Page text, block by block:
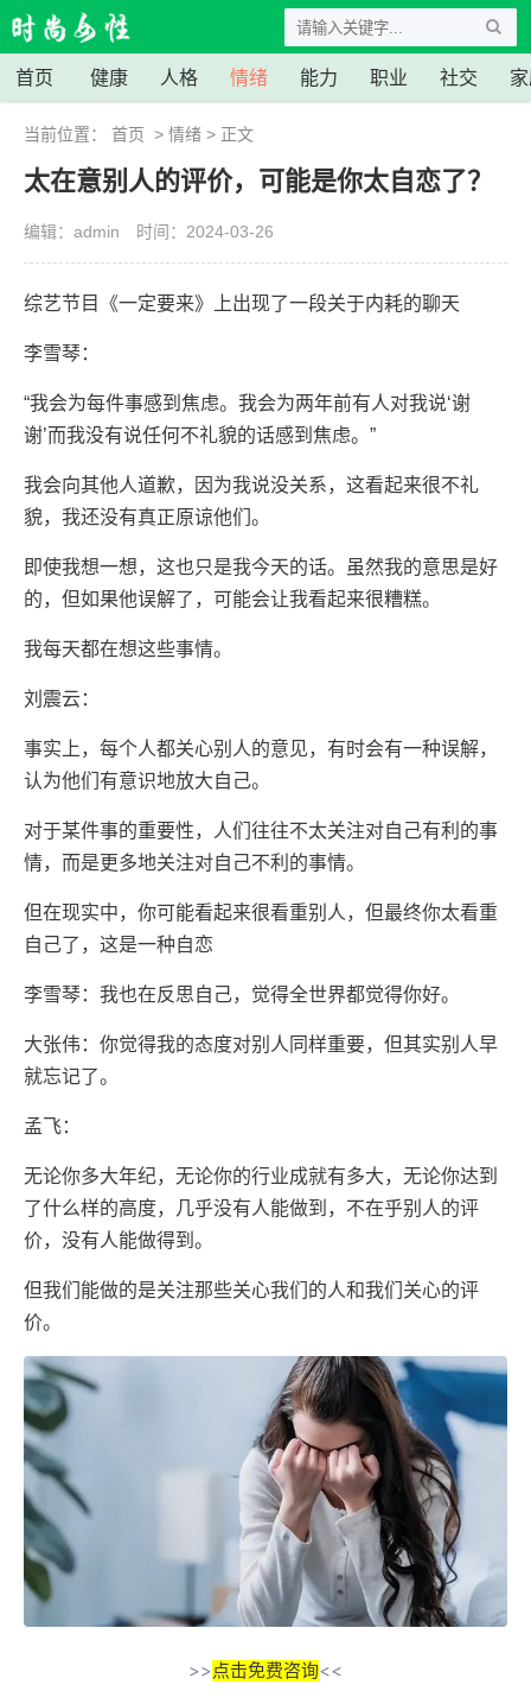
首页 健康 人格 情绪 能力 职业 社交
当前位置： 首页 > 情绪 > 正文
太在意别人的评价，可能是你太自恋了？
编辑：admin 时间：2024-03-26
综艺节目《一定要来》上出现了一段关于内耗的聊天
李雪琴：
“我会为每件事感到焦虑。我会为两年前有人对我说‘谢
谢’而我没有说任何不礼貌的话感到焦虑。”
我会向其他人道歉，因为我说没关系，这看起来很不礼
貌，我还没有真正原谅他们。
即使我想一想，这也只是我今天的话。虽然我的意思是好
的，但如果他误解了，可能会让我看起来很糟糕。
我每天都在想这些事情。
刘震云：
事实上，每个人都关心别人的意见，有时会有一种误解，
认为他们有意识地放大自己。
对于某件事的重要性，人们往往不太关注对自己有利的事
情，而是更多地关注对自己不利的事情。
但在现实中，你可能看起来很看重别人，但最终你太看重
自己了，这是一种自恋
李雪琴：我也在反思自己，觉得全世界都觉得你好。
大张伟：你觉得我的态度对别人同样重要，但其实别人早
就忘记了。
孟飞：
无论你多大年纪，无论你的行业成就有多大，无论你达到
了什么样的高度，几乎没有人能做到，不在乎别人的评
价，没有人能做得到。
但我们能做的是关注那些关心我们的人和我们关心的评
价。
>>点击免费咨询<<